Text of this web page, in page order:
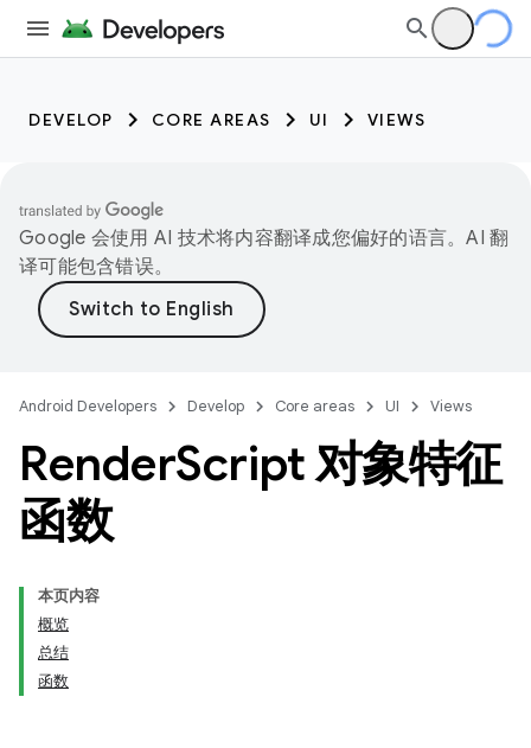
DEVELOP CORE AREAS UI VIEWS
Google 会使用 AI 技术将内容翻译成您偏好的语言。AI 翻
译可能包含错误。
Android Developers Develop Core areas UI Views
RenderScript 对象特征
函数
本页内容
概览
总结
函数